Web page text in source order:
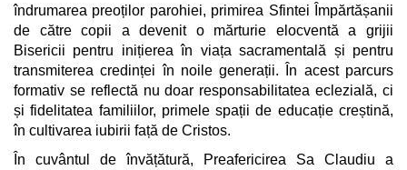
îndrumarea preoților parohiei, primirea Sfintei Împărtășanii
de către copii a devenit o mărturie elocventă a grijii
Bisericii pentru inițierea în viața sacramentală și pentru
transmiterea credinței în noile generații. În acest parcurs
formativ se reflectă nu doar responsabilitatea eclezială, ci
și fidelitatea familiilor, primele spații de educație creștină,
în cultivarea iubirii față de Cristos.
În cuvântul de învățătură, Preafericirea Sa Claudiu a